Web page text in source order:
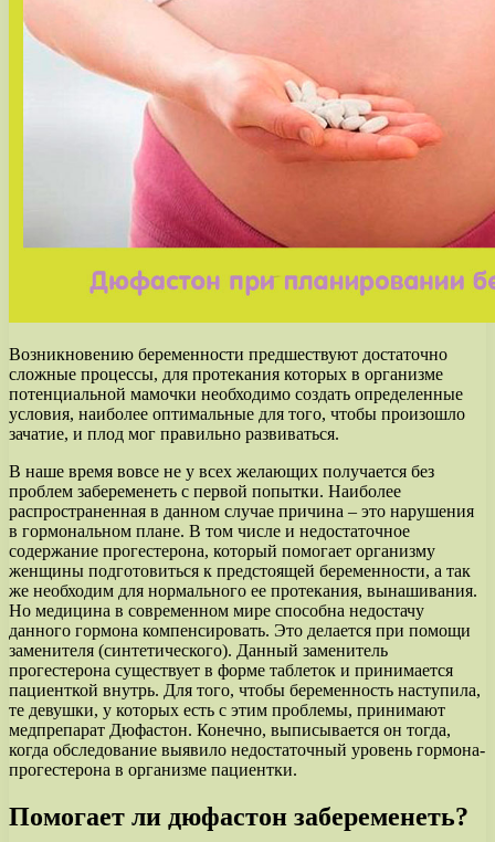
Возникновению беременности предшествуют достаточно
сложные процессы, для протекания которых в организме
потенциальной мамочки необходимо создать определенные
условия, наиболее оптимальные для того, чтобы произошло
зачатие, и плод мог правильно развиваться.
В наше время вовсе не у всех желающих получается без
проблем забеременеть с первой попытки. Наиболее
распространенная в данном случае причина – это нарушения
в гормональном плане. В том числе и недостаточное
содержание прогестерона, который помогает организму
женщины подготовиться к предстоящей беременности, а так
же необходим для нормального ее протекания, вынашивания.
Но медицина в современном мире способна недостачу
данного гормона компенсировать. Это делается при помощи
заменителя (синтетического). Данный заменитель
прогестерона существует в форме таблеток и принимается
пациенткой внутрь. Для того, чтобы беременность наступила,
те девушки, у которых есть с этим проблемы, принимают
медпрепарат Дюфастон. Конечно, выписывается он тогда,
когда обследование выявило недостаточный уровень гормона-
прогестерона в организме пациентки.
Помогает ли дюфастон забеременеть?